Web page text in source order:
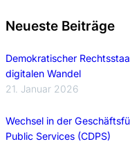
Neueste Beiträge
Demokratischer
digitalen Wandel
21. Januar 2026
Wechsel in der
Public Services (CDPS)